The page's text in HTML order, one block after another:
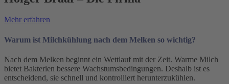
Mehr erfahren
Warum ist Milchkühlung nach dem Melken so wichtig?
Nach dem Melken beginnt ein Wettlauf mit der Zeit. Warme Milch
bietet Bakterien bessere Wachstumsbedingungen. Deshalb ist es
entscheidend, sie schnell und kontrolliert herunterzukühlen.